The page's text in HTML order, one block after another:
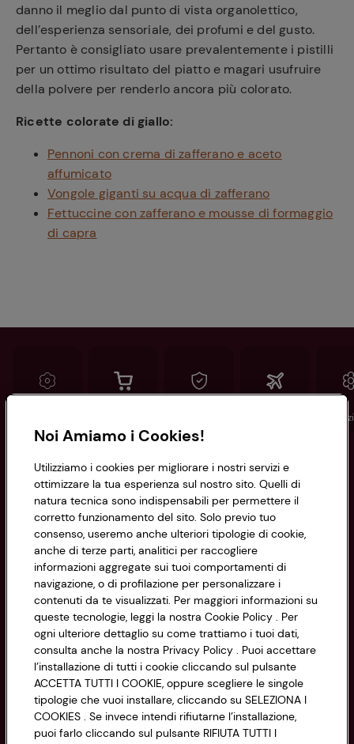
danno il meglio dal punto di vista organolettico,
dell’esperienza sensoriale, dei profumi e del gusto.
Pertanto è consigliato usare prevalentemente i pistilli
per un ottimo risultato del piatto e magari usufruire
della polvere per renderlo ancora più colorato.
Ricette colorate di giallo:
Pennoni con crema di zafferano e aceto
affumicato
Vongole giganti su acqua di zafferano
Fettuccine con zafferano e mousse di formaggio
di capra
Informazioni
Privacy Policy
Cookie Policy
Impostazioni Cookie
Accessibilità
CONAD SOCIETÀ COOPERATIVA
Via Michelino, 59 | 40127 BOLOGNA
Codice Fiscale e Registro Imprese
di Bologna 00865960157
PARTITA IVA 03320960374
Servizio clienti
Noi Amiamo i Cookies!
Utilizziamo i cookies per migliorare i nostri servizi e
ottimizzare la tua esperienza sul nostro sito. Quelli di
natura tecnica sono indispensabili per permettere il
corretto funzionamento del sito. Solo previo tuo
consenso, useremo anche ulteriori tipologie di cookie,
anche di terze parti, analitici per raccogliere
informazioni aggregate sui tuoi comportamenti di
navigazione, o di profilazione per personalizzare i
contenuti da te visualizzati. Per maggiori informazioni su
queste tecnologie, leggi la nostra Cookie Policy . Per
ogni ulteriore dettaglio su come trattiamo i tuoi dati,
consulta anche la nostra Privacy Policy . Puoi accettare
l’installazione di tutti i cookie cliccando sul pulsante
ACCETTA TUTTI I COOKIE, oppure scegliere le singole
tipologie che vuoi installare, cliccando su SELEZIONA I
COOKIES . Se invece intendi rifiutarne l’installazione,
puoi farlo cliccando sul pulsante RIFIUTA TUTTI I